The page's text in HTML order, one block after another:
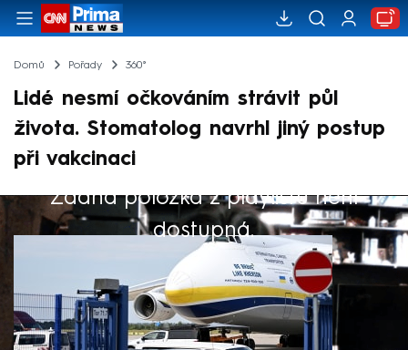
Domů Pořady 360°
Lidé nesmí očkováním strávit půl
života. Stomatolog navrhl jiný postup
při vakcinaci
Žádná položka z playlistu není
dostupná.
Výběr redakce